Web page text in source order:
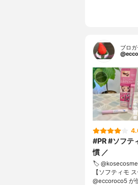
ブロガ
#PR #ソフテ
慣 ／
🏷️
【ソフティモ
@eccoroco5 が